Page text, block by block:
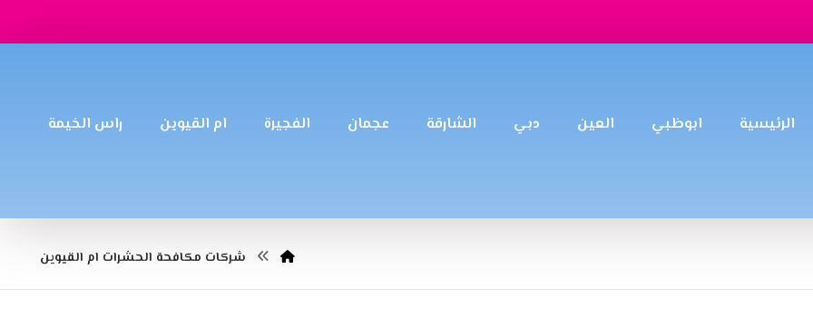
الرئيسية ابوظبي العين دبي الشارقة عجمان الفجيرة ام القيوين راس الخيمة
شركات مكافحة الحشرات ام القيوين